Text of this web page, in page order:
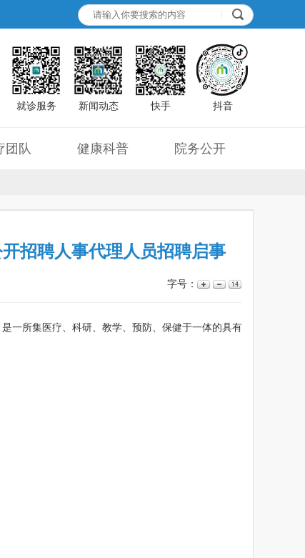
就诊服务 新闻动态 快手 抖音
团队 健康科普 院务公开
招聘人事代理人员招聘启事
字号：
一所集医疗、科研、教学、预防、保健于一体的具有